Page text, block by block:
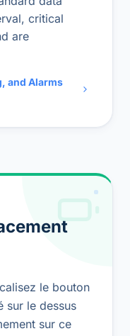
critical
are
and Alarms
le bouton
sur le dessus
sur ce